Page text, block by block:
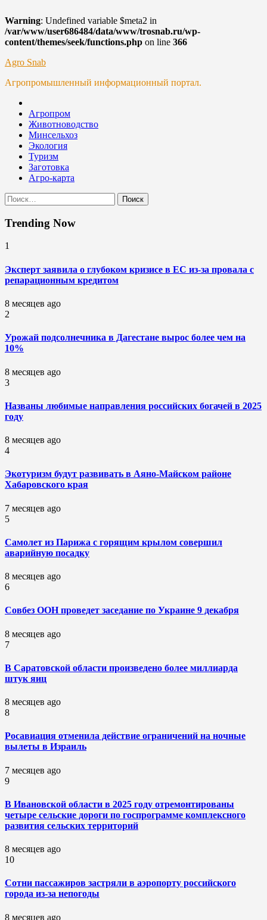
Warning: Undefined variable $meta2 in
/var/www/user686484/data/www/trosnab.ru/wp-
content/themes/seek/functions.php on line 366
Skip
content
Agro Snab
Агропромышленный информационный портал.
Агропром
Животноводство
Минсельхоз
Экология
Туризм
Заготовка
Агро-карта
Найти:
Trending Now
1
Эксперт заявила о глубоком кризисе в ЕС из-за провала с
репарационным кредитом
8 месяцев ago
2
Урожай подсолнечника в Дагестане вырос более чем на
10%
8 месяцев ago
3
Названы любимые направления российских богачей в 2025
году
8 месяцев ago
4
Экотуризм будут развивать в Аяно-Майском районе
Хабаровского края
7 месяцев ago
5
Самолет из Парижа с горящим крылом совершил
аварийную посадку
8 месяцев ago
6
Совбез ООН проведет заседание по Украине 9 декабря
8 месяцев ago
7
В Саратовской области произведено более миллиарда
штук яиц
8 месяцев ago
8
Росавиация отменила действие ограничений на ночные
вылеты в Израиль
7 месяцев ago
9
В Ивановской области в 2025 году отремонтированы
четыре сельские дороги по госпрограмме комплексного
развития сельских территорий
8 месяцев ago
10
Сотни пассажиров застряли в аэропорту российского
города из-за непогоды
8 месяцев ago